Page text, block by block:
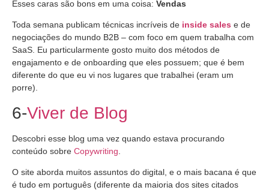
Esses caras são bons em uma coisa: Vendas
Toda semana publicam técnicas incríveis de inside sales e de
negociações do mundo B2B – com foco em quem trabalha com
SaaS. Eu particularmente gosto muito dos métodos de
engajamento e de onboarding que eles possuem; que é bem
diferente do que eu vi nos lugares que trabalhei (eram um
porre).
6-Viver de Blog
Descobri esse blog uma vez quando estava procurando
conteúdo sobre Copywriting
O site aborda muitos assuntos do digital, e o mais bacana é que
é tudo em português (diferente da maioria dos sites citados